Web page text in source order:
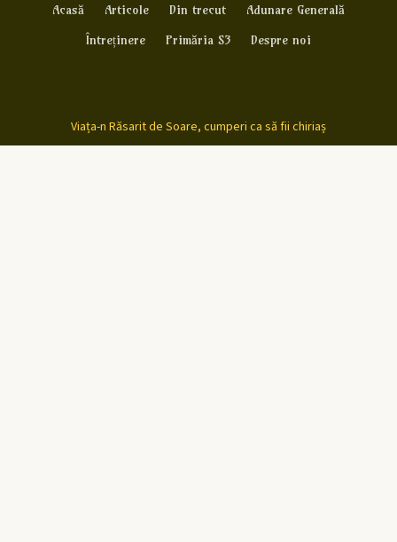
Acasă Articole Din trecut
Adunare Generală
Întreținere
Primăria S3 Despre noi
Viața-n Răsarit de Soare, cumperi ca să fii chiriaș